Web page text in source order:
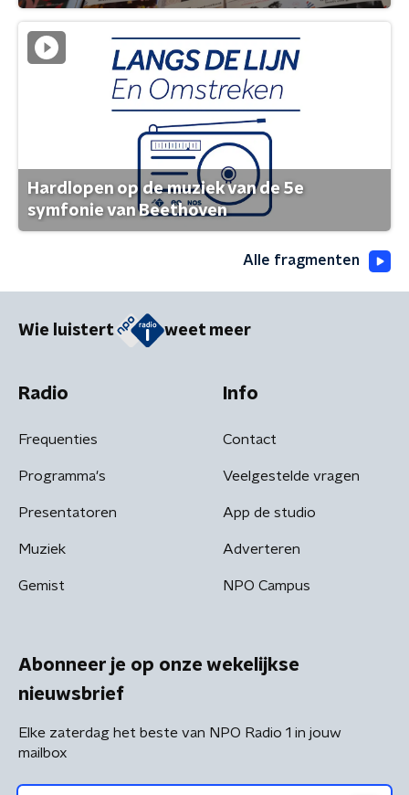
Hardlopen op de muziek van de 5e
symfonie van Beethoven
Alle fragmenten
Wie luistert weet meer
Radio
Frequenties
Programma's
Presentatoren
Muziek
Gemist
Info
Contact
Veelgestelde vragen
App de studio
Adverteren
NPO Campus
Abonneer je op onze wekelijkse
nieuwsbrief
Elke zaterdag het beste van NPO Radio 1 in jouw
mailbox